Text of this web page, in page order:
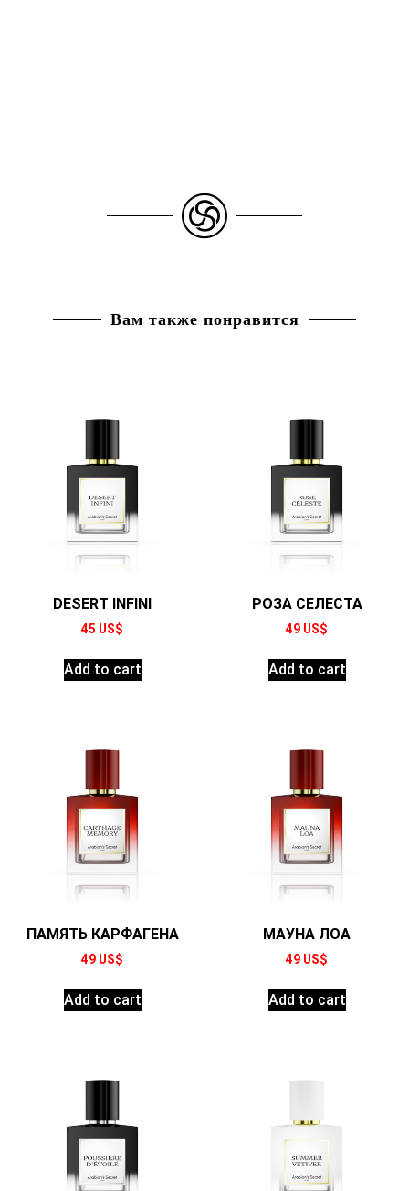
Вам также понравится
DESERT INFINI
45 US$
Add to cart
РОЗА СЕЛЕСТА
49 US$
Add to cart
ПАМЯТЬ КАРФАГЕНА
49 US$
Add to cart
МАУНА ЛОА
49 US$
Add to cart